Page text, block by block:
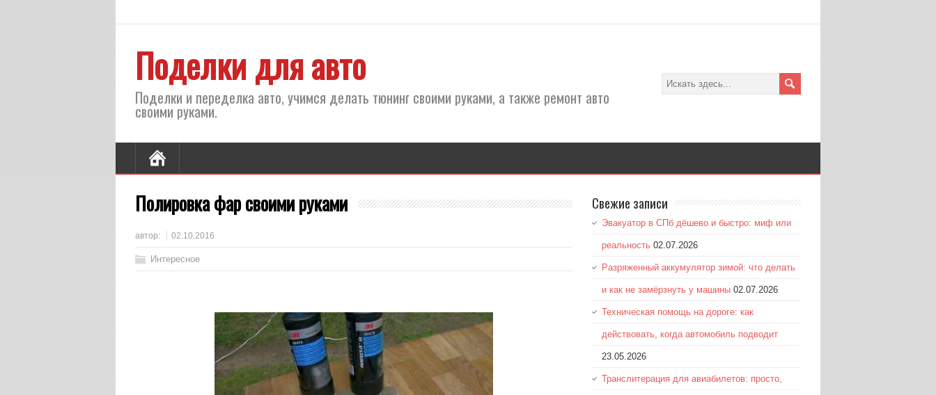
Поделки для авто
Поделки и переделка авто, учимся делать тюнинг своими руками, а также ремонт авто
своими руками.
Полировка фар своими руками
автор: 02.10.2016
Интересное
Свежие записи
Эвакуатор в СПб дёшево и быстро: миф или
реальность 02.07.2026
Разряженный аккумулятор зимой: что делать
и как не замёрзнуть у машины 02.07.2026
Техническая помощь на дороге: как
действовать, когда автомобиль подводит
23.05.2026
Транслитерация для авиабилетов: просто,